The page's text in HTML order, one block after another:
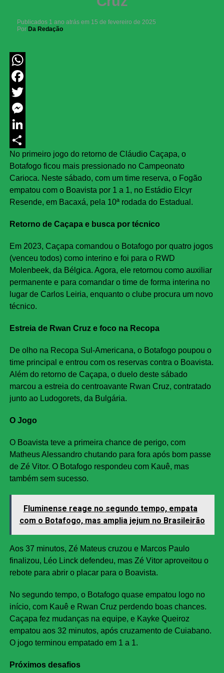
Publicados 1 ano atrás em 15 de fevereiro de 2025
Por Da Redação
WhatsApp
Facebook
Twitter
Messenger
LinkedIn
Share
No primeiro jogo do retorno de Cláudio Caçapa, o
Botafogo ficou mais pressionado no Campeonato
Carioca. Neste sábado, com um time reserva, o Fogão
empatou com o Boavista por 1 a 1, no Estádio Elcyr
Resende, em Bacaxá, pela 10ª rodada do Estadual.
Retorno de Caçapa e busca por técnico
Em 2023, Caçapa comandou o Botafogo por quatro jogos
(venceu todos) como interino e foi para o RWD
Molenbeek, da Bélgica. Agora, ele retornou como auxiliar
permanente e para comandar o time de forma interina no
lugar de Carlos Leiria, enquanto o clube procura um novo
técnico.
Estreia de Rwan Cruz e foco na Recopa
De olho na Recopa Sul-Americana, o Botafogo poupou o
time principal e entrou com os reservas contra o Boavista.
Além do retorno de Caçapa, o duelo deste sábado
marcou a estreia do centroavante Rwan Cruz, contratado
junto ao Ludogorets, da Bulgária.
O Jogo
O Boavista teve a primeira chance de perigo, com
Matheus Alessandro chutando para fora após bom passe
de Zé Vitor. O Botafogo respondeu com Kauê, mas
também sem sucesso.
Fluminense reage no segundo tempo, empata
com o Botafogo, mas amplia jejum no Brasileirão
Aos 37 minutos, Zé Mateus cruzou e Marcos Paulo
finalizou, Léo Linck defendeu, mas Zé Vitor aproveitou o
rebote para abrir o placar para o Boavista.
No segundo tempo, o Botafogo quase empatou logo no
início, com Kauê e Rwan Cruz perdendo boas chances.
Caçapa fez mudanças na equipe, e Kayke Queiroz
empatou aos 32 minutos, após cruzamento de Cuiabano.
O jogo terminou empatado em 1 a 1.
Próximos desafios